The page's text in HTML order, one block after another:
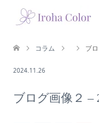
コラム ブ
2024.11.26
ブログ画像２ –